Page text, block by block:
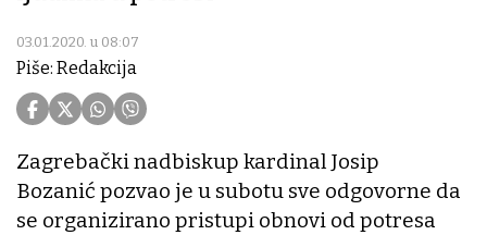
03.01.2020. u 08:07
Piše: Redakcija
Zagrebački nadbiskup kardinal Josip
Bozanić pozvao je u subotu sve odgovorne da
se organizirano pristupi obnovi od potresa